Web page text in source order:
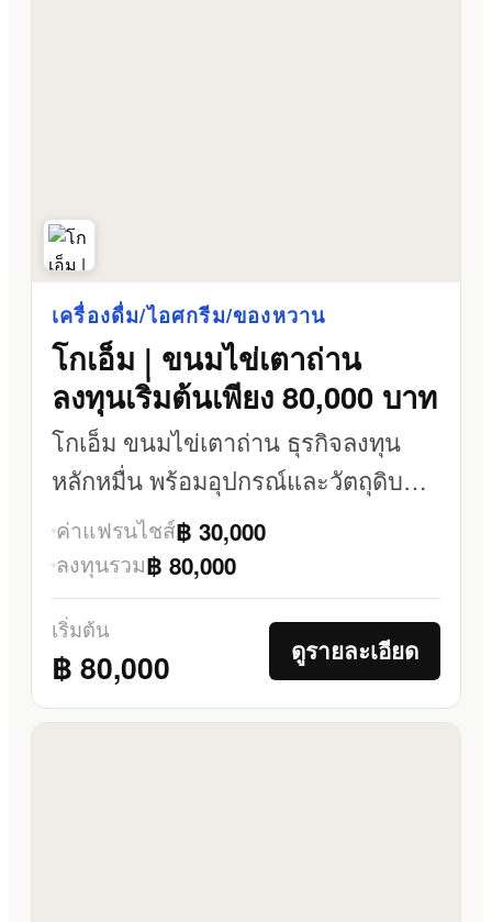
เครื่องดื่ม/ไอศกรีม/ของหวาน
โกเอ็ม | ขนมไข่เตาถ่าน
ลงทุนเริ่มต้นเพียง 80,000 บาท
โกเอ็ม ขนมไข่เตาถ่าน ธุรกิจลงทุน
หลักหมื่น พร้อมอุปกรณ์และวัตถุดิบ
ครบ
ค่าแฟรนไชส์฿ 30,000
ลงทุนรวม฿ 80,000
เริ่มต้น
฿ 80,000 ดูรายละเอียด